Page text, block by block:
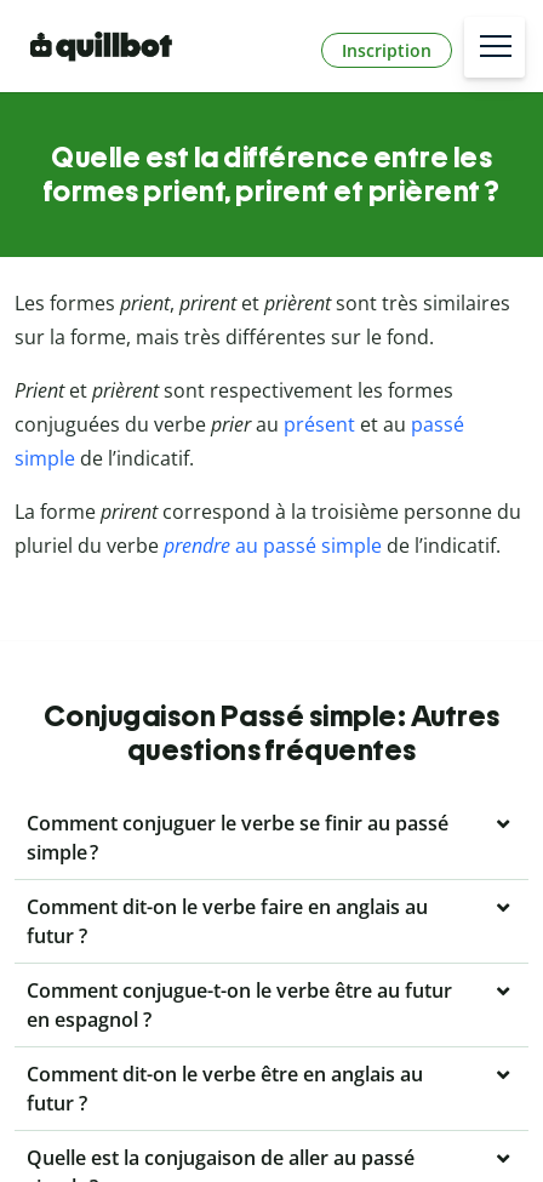
Inscription
Quelle est la différence entre les
formes prient, prirent et prièrent ?
Les formes prient, prirentetprièrentsont très similaires
sur la forme, mais très différentes sur le fond.
Prientetprièrentsont respectivement les formes
conjuguées du verbeprierau présent et au passé
simple de l’indicatif.
La formeprirentcorrespond à la troisième personne du
pluriel du verbeprendreau passé simple de l’indicatif.
Conjugaison Passé simple: Autres
questions fréquentes
Comment conjuguer le verbe se finir au passé
simple ?
Comment dit-on le verbe faire en anglais au
futur ?
Comment conjugue-t-on le verbe être au futur
en espagnol ?
Comment dit-on le verbe être en anglais au
futur ?
Quelle est la conjugaison de aller au passé